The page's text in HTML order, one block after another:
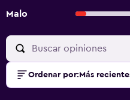
Malo
Ordenar por: Más